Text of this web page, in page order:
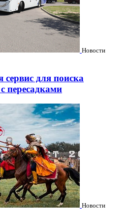
Новости
сервис для поиска
пересадками
Новости